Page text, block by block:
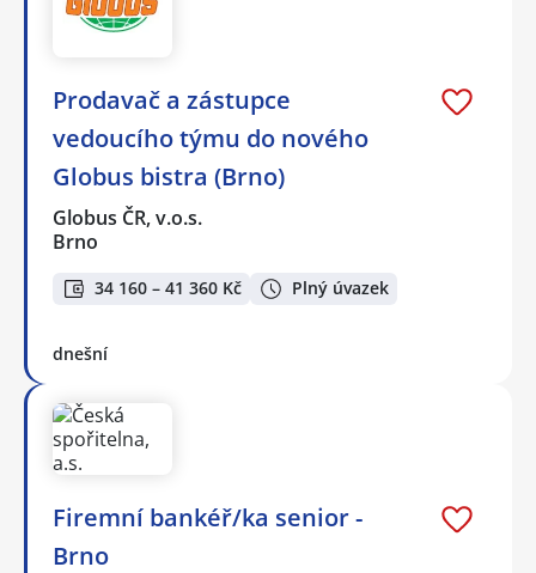
Prodavač a zástupce
vedoucího týmu do nového
Globus bistra (Brno)
Globus ČR, v.o.s.
Brno
34 160 – 41 360 Kč Plný úvazek
dnešní
Firemní bankéř/ka senior -
Brno